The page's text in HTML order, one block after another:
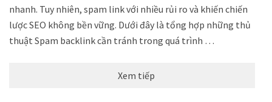
nhanh. Tuy nhiên, spam link với nhiều rủi ro và khiến chiến
lược SEO không bền vững. Dưới đây là tổng hợp những thủ
thuật Spam backlink cần tránh trong quá trình …
Xem tiếp